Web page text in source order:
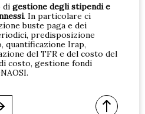
di gestione degli stipendi e
. In particolare ci
buste paga e dei
predisposizione
quantificazione Irap,
del TFR e del costo del
costo, gestione fondi